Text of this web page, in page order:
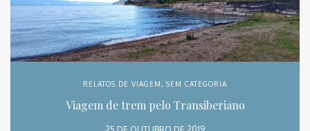
RELATOS DE VIAGEM , SEM CATEGORIA
Viagem de trem pelo Transiberiano